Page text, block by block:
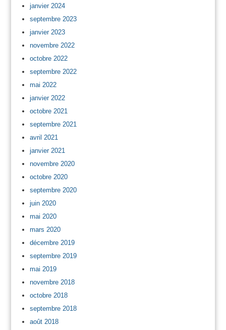
janvier 2024
septembre 2023
janvier 2023
novembre 2022
octobre 2022
septembre 2022
mai 2022
janvier 2022
octobre 2021
septembre 2021
avril 2021
janvier 2021
novembre 2020
octobre 2020
septembre 2020
juin 2020
mai 2020
mars 2020
décembre 2019
septembre 2019
mai 2019
novembre 2018
octobre 2018
septembre 2018
août 2018